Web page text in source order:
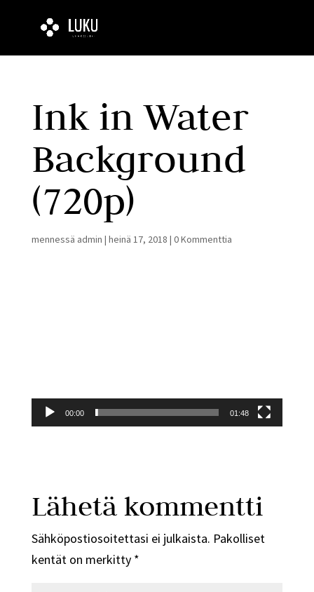
Ink in Water
Background
(720p)
mennessä admin | heinä 17, 2018 | 0 Kommenttia
00:00 01:48
Lähetä kommentti
Sähköpostiosoitettasi ei julkaista. Pakolliset
kentät on merkitty *